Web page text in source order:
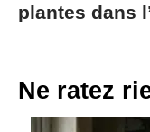
plantes dans
Ne ratez